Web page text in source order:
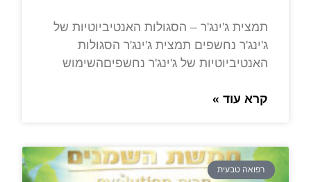
תמצית ג'ינג'ר – הסגולות האנטיביוטיות של
ג'ינג'ר נחשפים תמצית ג'ינג'ר הסגולות
האנטיביוטיות של ג'ינג'ר נחשפיםהשימוש
קרא עוד »
רפואה טבעית